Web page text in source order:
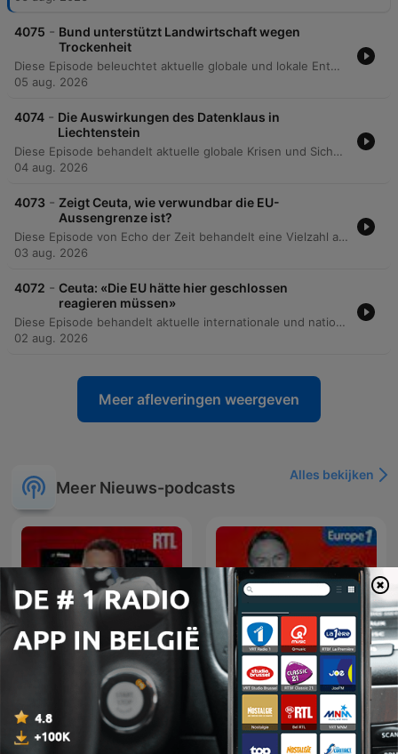
4075 - Bund unterstützt Landwirtschaft wegen
Trockenheit
Diese Episode beleuchtet aktuelle globale und lokale Entwicklungen. Themen sind die Anpassung der Schweizer Landwirtschaft an den Hitzesommer durch Zollsenkungen bei Futtermitteln sowie die Herausforderungen für die Alpkäseproduktion durch steigende Temperaturen. Zudem werden internationale Kriminalität durch neue Kokain-Handelsrouten über Westafrika, Drohnenvorfälle am Flughafen Leipzig und politische Entwicklungen in der Ukraine und im Iran thematisiert. Des Weiteren werden die wirtschaftlichen Auswirkungen von US-Zöllen auf den Generika-Hersteller Zendon sowie die mögliche Fusion der Commerzbank mit der Unicredit analysiert. Abschliessend wird die historische Bedeutung des Kantons Aargau als Zentrum der Schweizer Möbelindustrie beleuchtet.
05 aug. 2026
4074 - Die Auswirkungen des Datenklaus in
Liechtenstein
Diese Episode behandelt aktuelle globale Krisen und Sicherheitsfragen, beginnend mit einem massiven Hackerangriff auf ein Finanzregister in Liechtenstein sowie Cyberangriffen auf RUAG und das Bundesamt für Informatik. Zudem werden die politischen Reaktionen der Schengen-Staaten auf die Migrationskrise in Ceuta und die Bedeutung europäischer Grenzsicherung thematisiert. Darüber hinaus beleuchtet der Podcast politische Dynamiken im Umfeld von Donald Trump, die Auswirkungen steigender Preise im Schweizer ÖV sowie wissenschaftliche Erkenntnisse zur gesundheitlichen Belastung durch Hitzewellen und deren Auswirkungen auf die Übersterblichkeit.
04 aug. 2026
4073 - Zeigt Ceuta, wie verwundbar die EU-
Aussengrenze ist?
Diese Episode von Echo der Zeit behandelt eine Vielzahl aktueller Themen, von der Neuentfachung der EU-Migrationsdebatte durch Vorfälle in Ceuta bis hin zu einem neuen Rindervirus in der Schweiz. Zudem werden Finanznachrichten zur UBS und Sando sowie ein Legionellen-Ausbruch in Basel thematisiert. Darüber hinaus beleuchtet die Folge den Einsatz Schweizer Feuerwehrleute bei Waldbränden in Frankreich, die zunehmende Verflechtung globaler Konflikte zwischen der Ukraine und dem Iran sowie die prekäre finanzielle Lage der palästinensischen Autonomiebehörde.
03 aug. 2026
4072 - Ceuta: «Die EU hätte hier geschlossen
reagieren müssen»
Diese Episode behandelt aktuelle internationale und nationale Entwicklungen, darunter die EU-Reaktion auf den Migrationsansturm in Ceuta sowie die Auswirkungen von Hitze auf die Lagerfähigkeit und Ernte von Schweizer Wintergemüse. Zudem werden Berichte über Stromengpässe in Ungarn, die angespannte Lage im Iran nach US-Angriffen und die Herausforderungen für Journalisten im Iran thematisiert. Des Weiteren beleuchtet die Sendung die rasante Ausbreitung von Starlink in Afrika und die damit verbundenen wirtschaftlichen sowie regulatorischen Herausforderungen für lokale Telekommunikationsunternehmen, insbesondere im Hinblick auf Datensicherheit und Abhängigkeiten.
02 aug. 2026
Meer afleveringen weergeven
Meer Nieuws-podcasts
Alles bekijken
Les Grosses Têtes Hondelatte Raconte